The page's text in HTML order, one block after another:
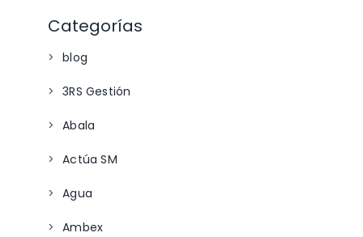
Categorías
blog
3RS Gestión
Abala
Actúa SM
Agua
Ambex